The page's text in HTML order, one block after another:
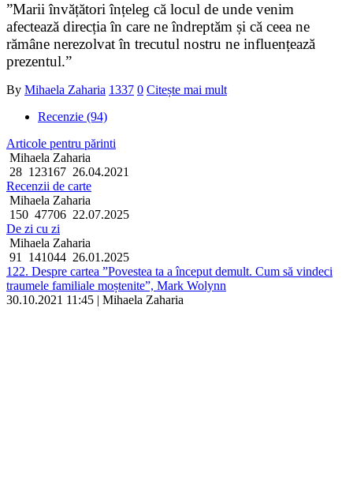
”Marii învățători înțeleg că locul de unde venim
afectează direcția în care ne îndreptăm și că ceea ne
rămâne nerezolvat în trecutul nostru ne influențează
prezentul.”
By Mihaela Zaharia 1337 0 Citește mai mult
Recenzie (94)
Articole pentru părinti
Mihaela Zaharia
28 123167 26.04.2021
Recenzii de carte
Mihaela Zaharia
150 47706 22.07.2025
De zi cu zi
Mihaela Zaharia
91
141044 26.01.2025
122. Despre cartea ”Povestea ta a început demult. Cum să vindeci
traumele familiale moștenite”, Mark Wolynn
30.10.2021 11:45 | Mihaela Zaharia